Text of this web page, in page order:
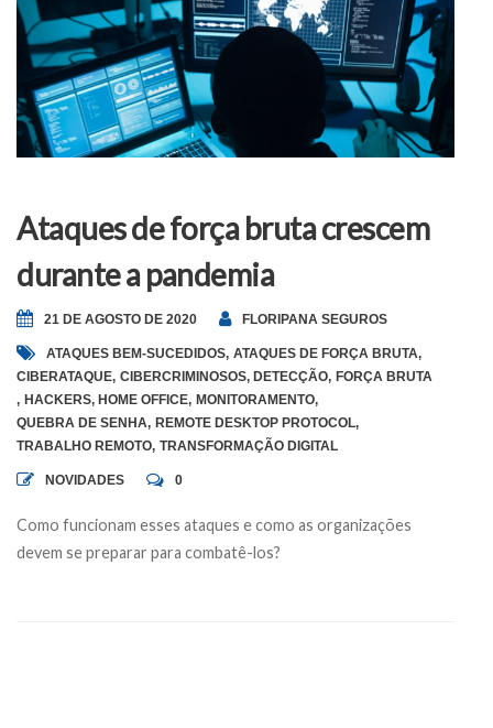
Ataques de força bruta crescem
durante a pandemia
21 DE AGOSTO DE 2020 FLORIPANA SEGUROS
ATAQUES BEM-SUCEDIDOS, ATAQUES DE FORÇA BRUTA,
CIBERATAQUE, CIBERCRIMINOSOS, DETECÇÃO, FORÇA BRUTA
, HACKERS, HOME OFFICE, MONITORAMENTO,
QUEBRA DE SENHA, REMOTE DESKTOP PROTOCOL,
TRABALHO REMOTO, TRANSFORMAÇÃO DIGITAL
NOVIDADES 0
Como funcionam esses ataques e como as organizações
devem se preparar para combatê-los?